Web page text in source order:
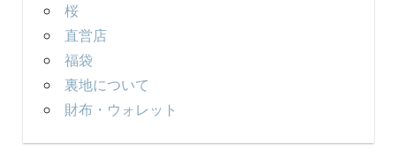
桜
直営店
福袋
裏地について
財布・ウォレット